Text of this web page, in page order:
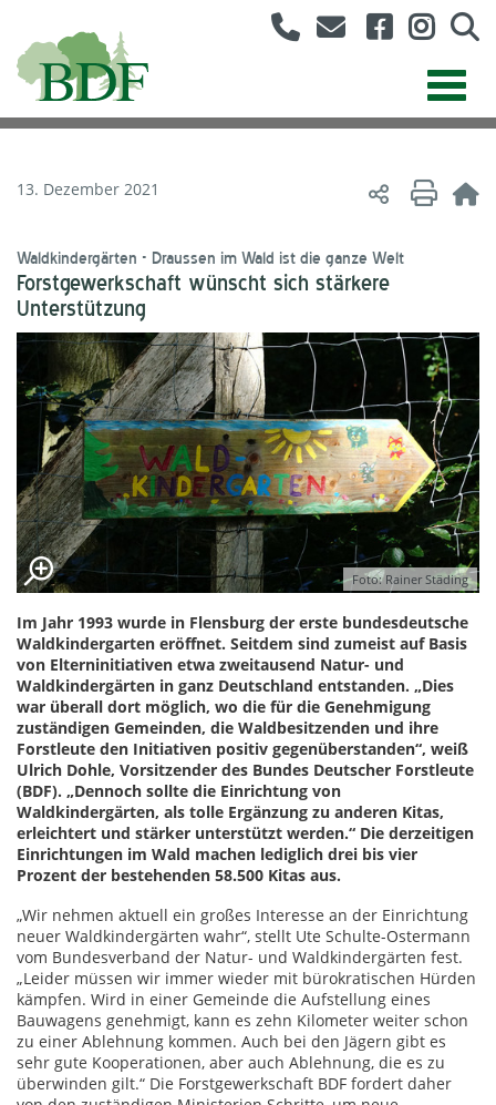
13. Dezember 2021
Waldkindergärten - Draussen im Wald ist die ganze Welt
Forstgewerkschaft wünscht sich stärkere
Unterstützung
Foto: Rainer Städing
Im Jahr 1993 wurde in Flensburg der erste bundesdeutsche
Waldkindergarten eröffnet. Seitdem sind zumeist auf Basis
von Elterninitiativen etwa zweitausend Natur- und
Waldkindergärten in ganz Deutschland entstanden. „Dies
war überall dort möglich, wo die für die Genehmigung
zuständigen Gemeinden, die Waldbesitzenden und ihre
Forstleute den Initiativen positiv gegenüberstanden“, weiß
Ulrich Dohle, Vorsitzender des Bundes Deutscher Forstleute
(BDF). „Dennoch sollte die Einrichtung von
Waldkindergärten, als tolle Ergänzung zu anderen Kitas,
erleichtert und stärker unterstützt werden.“ Die derzeitigen
Einrichtungen im Wald machen lediglich drei bis vier
Prozent der bestehenden 58.500 Kitas aus.
„Wir nehmen aktuell ein großes Interesse an der Einrichtung
neuer Waldkindergärten wahr“, stellt Ute Schulte-Ostermann
vom Bundesverband der Natur- und Waldkindergärten fest.
„Leider müssen wir immer wieder mit bürokratischen Hürden
kämpfen. Wird in einer Gemeinde die Aufstellung eines
Bauwagens genehmigt, kann es zehn Kilometer weiter schon
zu einer Ablehnung kommen. Auch bei den Jägern gibt es
sehr gute Kooperationen, aber auch Ablehnung, die es zu
überwinden gilt.“ Die Forstgewerkschaft BDF fordert daher